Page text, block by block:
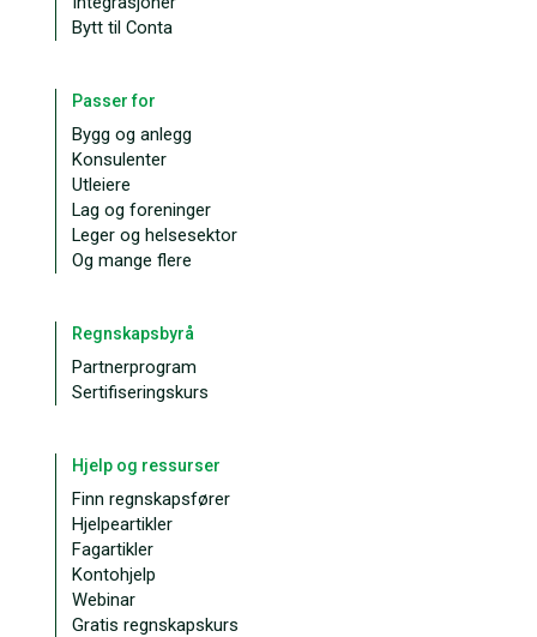
Bytt til Conta
Passer for
Bygg og anlegg
Konsulenter
Utleiere
Lag og foreninger
Leger og helsesektor
Og mange flere
Regnskapsbyrå
Partnerprogram
Sertifiseringskurs
Hjelp og ressurser
Finn regnskapsfører
Hjelpeartikler
Fagartikler
Kontohjelp
Webinar
Gratis regnskapskurs